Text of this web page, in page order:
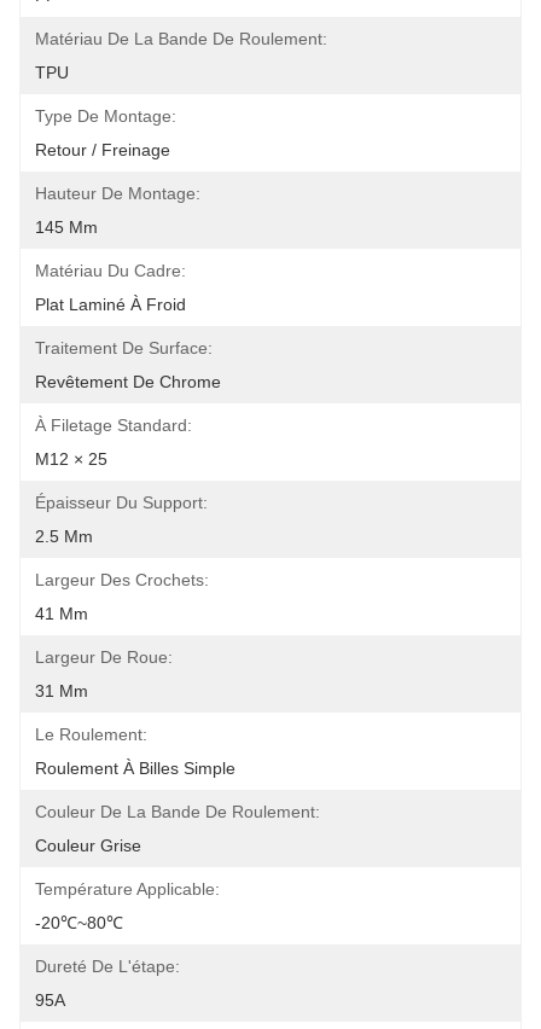
Matériau De La Bande De Roulement:
TPU
Type De Montage:
Retour / Freinage
Hauteur De Montage:
145 Mm
Matériau Du Cadre:
Plat Laminé À Froid
Traitement De Surface:
Revêtement De Chrome
À Filetage Standard:
M12 × 25
Épaisseur Du Support:
2.5 Mm
Largeur Des Crochets:
41 Mm
Largeur De Roue:
31 Mm
Le Roulement:
Roulement À Billes Simple
Couleur De La Bande De Roulement:
Couleur Grise
Température Applicable:
-20℃~80℃
Dureté De L'étape:
95A